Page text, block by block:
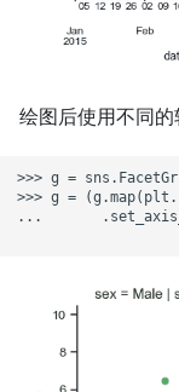
绘图后使用不同的
>>> g =
>>> g =
...